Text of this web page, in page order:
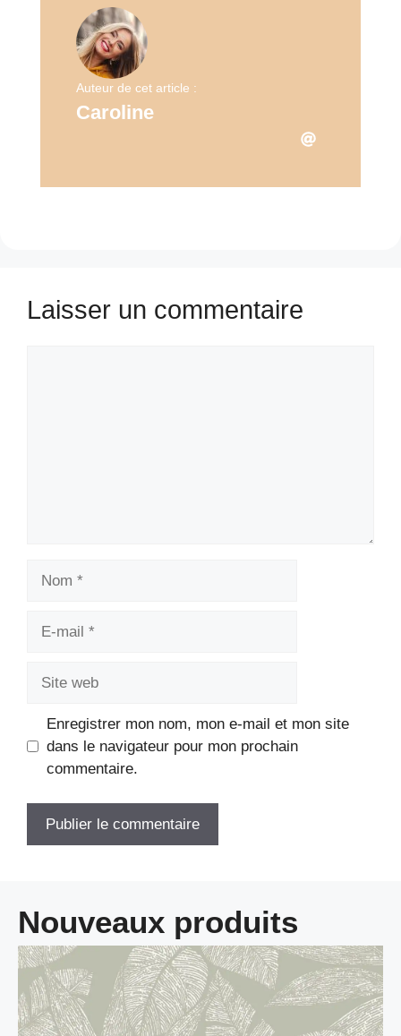
Auteur de cet article :
Caroline
Laisser un commentaire
Enregistrer mon nom, mon e-mail et mon site
dans le navigateur pour mon prochain
commentaire.
Nouveaux produits